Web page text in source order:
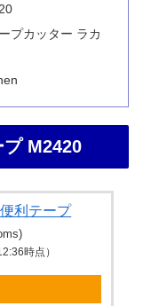
プカッター ラカ
M2420
利テープ
時点）